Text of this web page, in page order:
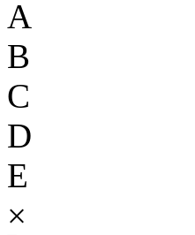
A
B
C
D
E
×